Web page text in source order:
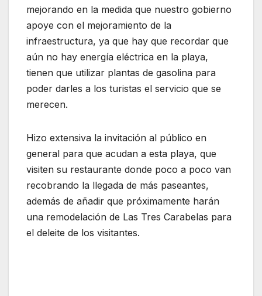
mejorando en la medida que nuestro gobierno
apoye con el mejoramiento de la
infraestructura, ya que hay que recordar que
aún no hay energía eléctrica en la playa,
tienen que utilizar plantas de gasolina para
poder darles a los turistas el servicio que se
merecen.
Hizo extensiva la invitación al público en
general para que acudan a esta playa, que
visiten su restaurante donde poco a poco van
recobrando la llegada de más paseantes,
además de añadir que próximamente harán
una remodelación de Las Tres Carabelas para
el deleite de los visitantes.